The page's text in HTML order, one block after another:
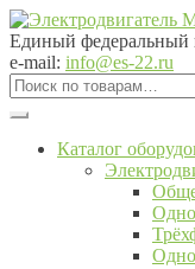
Перейти
к
навигации
Перейти
к
содержимому
Единый федеральный
e-mail: info@es-22.ru
Искать:
Каталог